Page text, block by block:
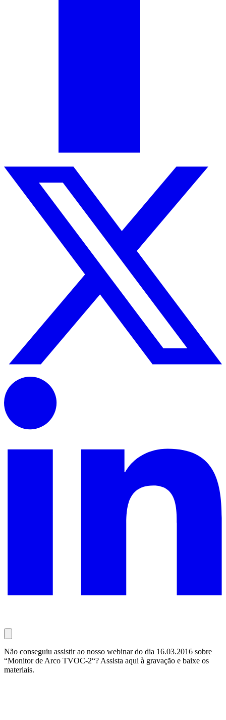
Não conseguiu assistir ao nosso webinar do dia 16.03.2016 sobre
“Monitor de Arco TVOC-2“? Assista aqui à gravação e baixe os
materiais.